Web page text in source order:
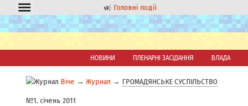
Головні події
НОВИНИ ПЛЕНАРНІ ЗАСІДАННЯ ВЛАДА
Віче → Журнал → ГРОМАДЯНСЬКЕ СУСПІЛЬСТВО
№1, січень 2011